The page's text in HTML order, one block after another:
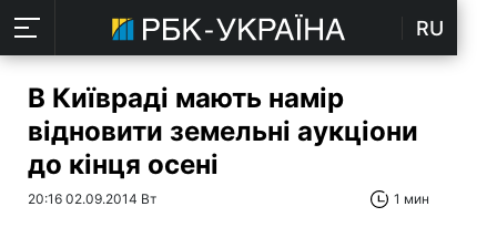
RU
В Київраді мають намір
відновити земельні аукціони
до кінця осені
20:16 02.09.2014 Вт 1 мин